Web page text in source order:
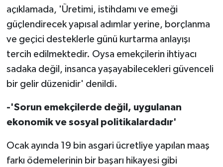
açıklamada, 'Üretimi, istihdamı ve emeği
güçlendirecek yapısal adımlar yerine, borçlanma
ve geçici desteklerle günü kurtarma anlayışı
tercih edilmektedir. Oysa emekçilerin ihtiyacı
sadaka değil, insanca yaşayabilecekleri güvenceli
bir gelir düzenidir' denildi.
-'Sorun emekçilerde değil, uygulanan
ekonomik ve sosyal politikalardadır'
Ocak ayında 19 bin asgari ücretliye yapılan maaş
farkı ödemelerinin bir başarı hikayesi gibi